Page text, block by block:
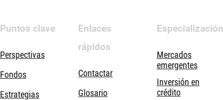
Puntos clave
Perspectivas
Fondos
Estrategias
Enlaces
rápidos
Contactar
Glosario
Especialización
Mercados
emergentes
Inversión en
crédito